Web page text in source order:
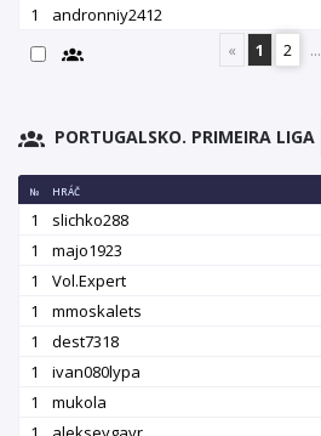
1
andronniy2412
«
1 2 ...
PORTUGALSKO. PRIMEIRA LIGA
№ HRÁČ
1 slichko288
1
majo1923
1
Vol.Expert
1
mmoskalets
1
dest7318
1
ivan080lypa
1
mukola